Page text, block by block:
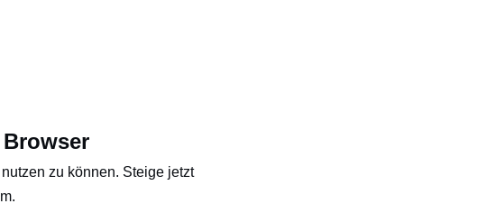
zu können. Steige jetzt